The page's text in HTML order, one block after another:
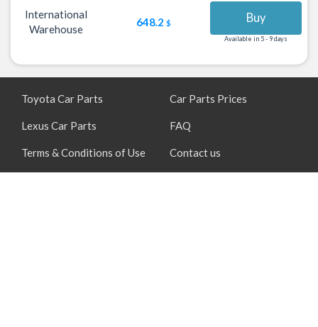
International
Warehouse
648.2 $ Buy
Available in 5 - 9 days
Toyota Car Parts
Lexus Car Parts
Terms & Conditions of Use
Car Parts Prices
FAQ
Contact us